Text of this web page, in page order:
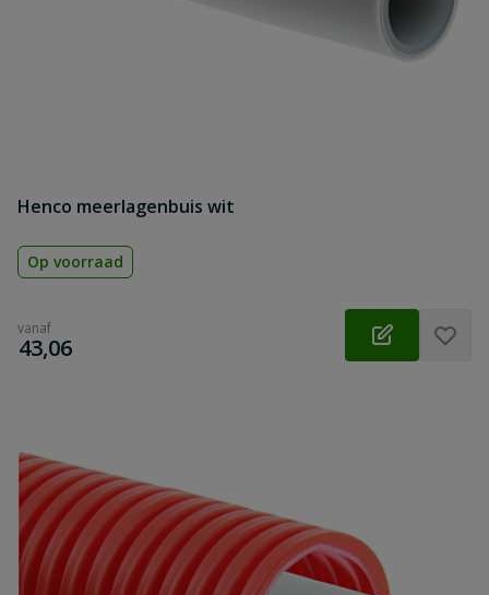
Henco meerlagenbuis wit
Op voorraad
vanaf
€
43,06